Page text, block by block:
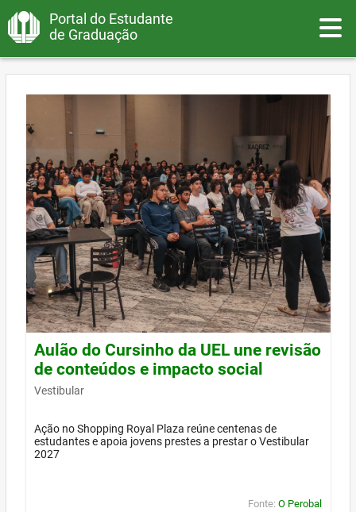
Portal do Estudante
de Graduação
Aulão do Cursinho da UEL une revisão
de conteúdos e impacto social
Vestibular
Ação no Shopping Royal Plaza reúne centenas de
estudantes e apoia jovens prestes a prestar o Vestibular
2027
Fonte: O Perobal